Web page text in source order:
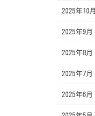
2025年10月
2025年9月
2025年8月
2025年7月
2025年6月